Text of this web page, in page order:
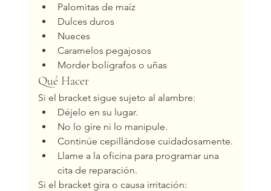
Palomitas de maíz
Dulces duros
Nueces
Caramelos pegajosos
Morder bolígrafos o uñas
Qué Hacer
Si el bracket sigue sujeto al alambre:
Déjelo en su lugar.
No lo gire ni lo manipule.
Continúe cepillándose cuidadosamente.
Llame a la oficina para programar una
cita de reparación.
Si el bracket gira o causa irritación: